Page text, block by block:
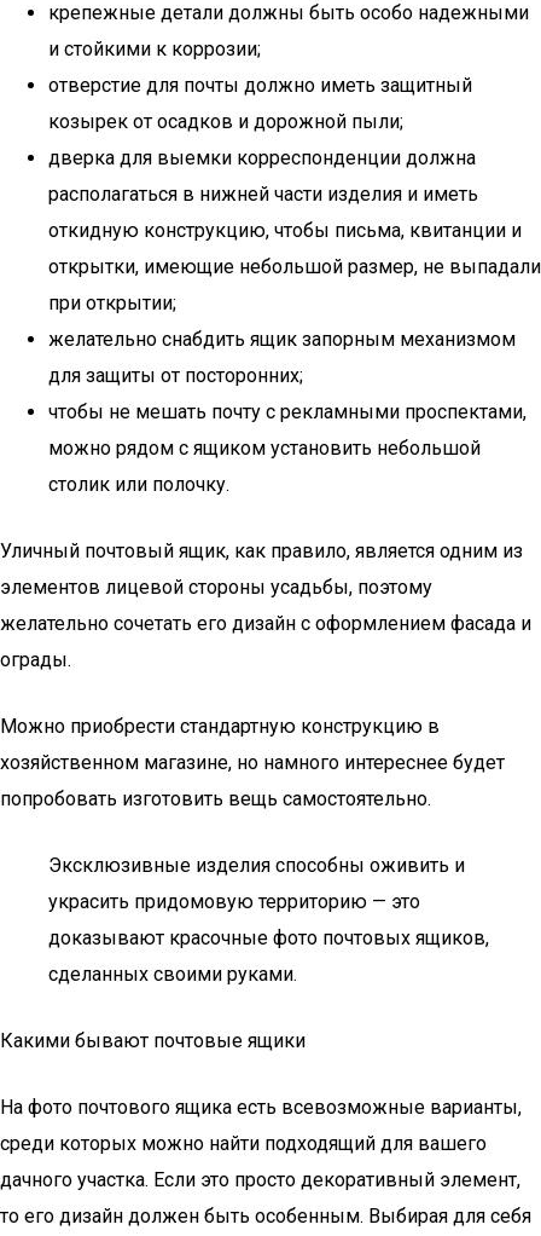
крепежные детали должны быть особо надежными
и стойкими к коррозии;
отверстие для почты должно иметь защитный
козырек от осадков и дорожной пыли;
дверка для выемки корреспонденции должна
располагаться в нижней части изделия и иметь
откидную конструкцию, чтобы письма, квитанции и
открытки, имеющие небольшой размер, не выпадали
при открытии;
желательно снабдить ящик запорным механизмом
для защиты от посторонних;
чтобы не мешать почту с рекламными проспектами,
можно рядом с ящиком установить небольшой
столик или полочку.
Уличный почтовый ящик, как правило, является одним из
элементов лицевой стороны усадьбы, поэтому
желательно сочетать его дизайн с оформлением фасада и
ограды.
Можно приобрести стандартную конструкцию в
хозяйственном магазине, но намного интереснее будет
попробовать изготовить вещь самостоятельно.
Эксклюзивные изделия способны оживить и
украсить придомовую территорию — это
доказывают красочные фото почтовых ящиков,
сделанных своими руками.
Какими бывают почтовые ящики
На фото почтового ящика есть всевозможные варианты,
среди которых можно найти подходящий для вашего
дачного участка. Если это просто декоративный элемент,
то его дизайн должен быть особенным. Выбирая для себя